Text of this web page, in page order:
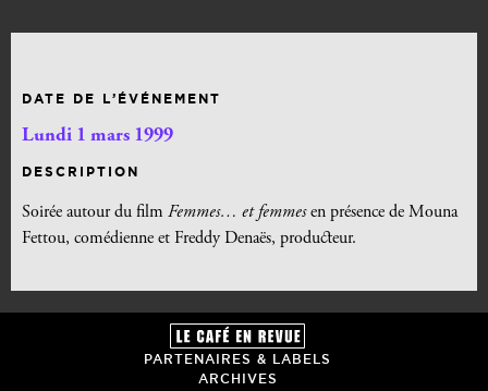
DATE DE L’ÉVÉNEMENT
Lundi 1 mars 1999
DESCRIPTION
Soirée autour du film Femmes… et femmesen présence de Mouna
Fettou, comédienne et Freddy Denaës, producteur.
PARTENAIRES & LABELS
ARCHIVES